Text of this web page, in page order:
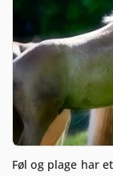
Føl og plage har